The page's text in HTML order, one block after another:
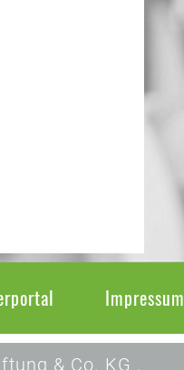
Impressum
& Co. KG .